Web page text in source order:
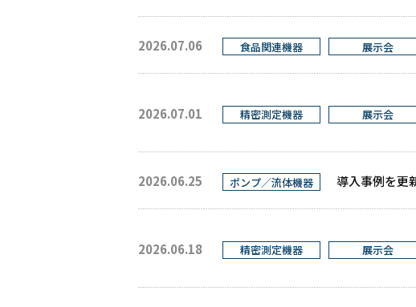
2026.07.06 食品関連機器 展示会
2026.07.01 精密測定機器 展示会
2026.06.25 ポンプ／流体機器 導入事例を更
2026.06.18 精密測定機器 展示会